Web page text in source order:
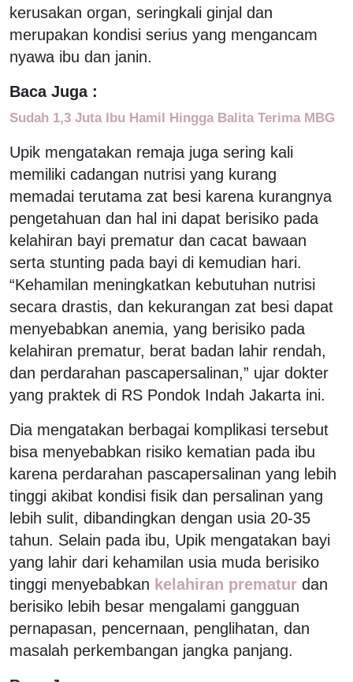
kerusakan organ, seringkali ginjal dan
merupakan kondisi serius yang mengancam
nyawa ibu dan janin.
Baca Juga :
Sudah 1,3 Juta Ibu Hamil Hingga Balita Terima MBG
Upik mengatakan remaja juga sering kali
memiliki cadangan nutrisi yang kurang
memadai terutama zat besi karena kurangnya
pengetahuan dan hal ini dapat berisiko pada
kelahiran bayi prematur dan cacat bawaan
serta stunting pada bayi di kemudian hari.
“Kehamilan meningkatkan kebutuhan nutrisi
secara drastis, dan kekurangan zat besi dapat
menyebabkan anemia, yang berisiko pada
kelahiran prematur, berat badan lahir rendah,
dan perdarahan pascapersalinan,” ujar dokter
yang praktek di RS Pondok Indah Jakarta ini.
Dia mengatakan berbagai komplikasi tersebut
bisa menyebabkan risiko kematian pada ibu
karena perdarahan pascapersalinan yang lebih
tinggi akibat kondisi fisik dan persalinan yang
lebih sulit, dibandingkan dengan usia 20-35
tahun. Selain pada ibu, Upik mengatakan bayi
yang lahir dari kehamilan usia muda berisiko
tinggi menyebabkan kelahiran prematur dan
berisiko lebih besar mengalami gangguan
pernapasan, pencernaan, penglihatan, dan
masalah perkembangan jangka panjang.